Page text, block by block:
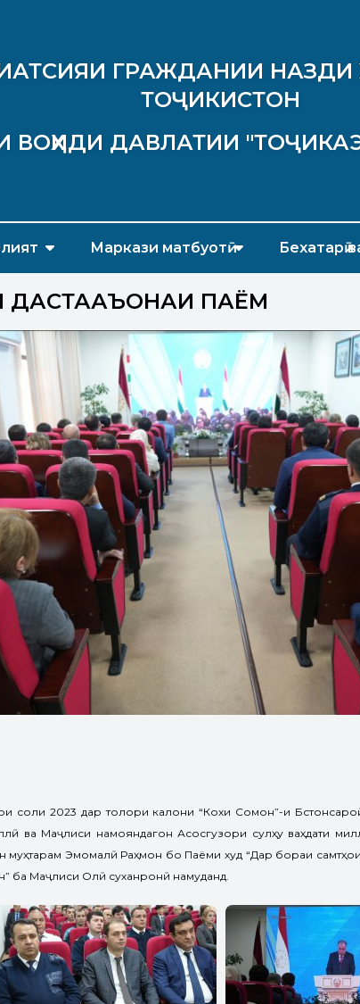
ГРАЖДАНИИ НАЗДИ
ТОҶИКИСТОН
ВОҲИДИ ДАВЛАТИИ
Маркази матбуотӣ Бехатарӣ
ПАЁМ
соли 2023 дар толори калони “Кохи Сомон”-и
ва Маҷлиси намояндагон Асосгузори сулҳу ваҳдати
муҳтарам Эмомалӣ Раҳмон бо Паёми худ “Дар бораи
ба Маҷлиси Олӣ суханронӣ намуданд.